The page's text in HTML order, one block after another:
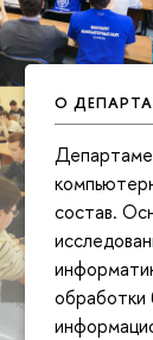
О
состав.
обработки